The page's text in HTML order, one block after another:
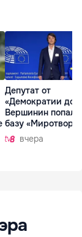
Депутат от
«Демократии
Вершинин попал в
базу
вчера